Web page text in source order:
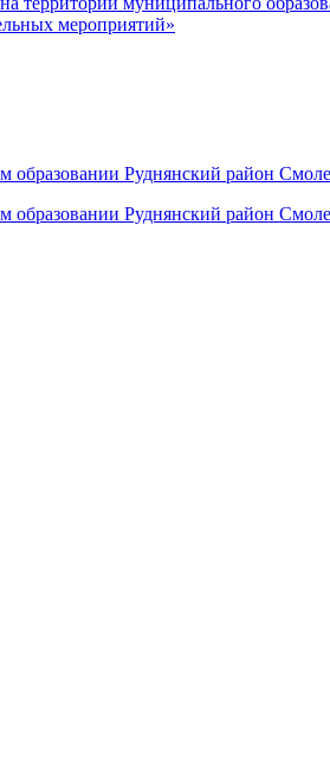
мероприятий»
Руднянский район
Руднянский район